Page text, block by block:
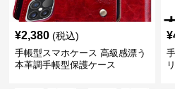
¥2,380 (税込)
手帳型スマホケース 高級感漂う
本革調手帳型保護ケース
¥